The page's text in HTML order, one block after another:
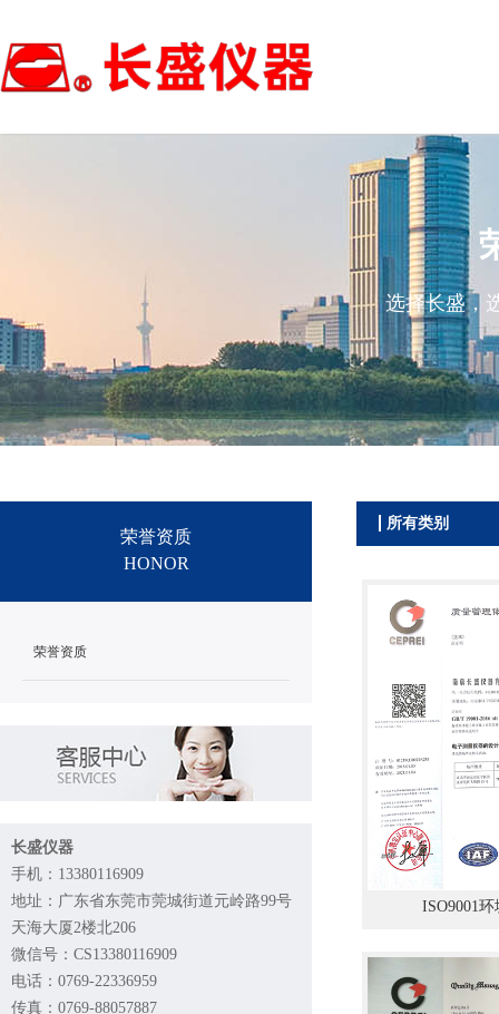
选择长盛，
荣誉资质
HONOR
荣誉资质
长盛仪器
手机：13380116909
地址：广东省东莞市莞城街道元岭路99号
天海大厦2楼北206
微信号：CS13380116909
电话：0769-22336959
传真：0769-88057887
所有类别
ISO9001